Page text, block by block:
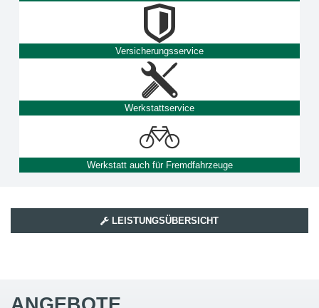
Versicherungsservice
Werkstattservice
Werkstatt auch für Fremdfahrzeuge
LEISTUNGSÜBERSICHT